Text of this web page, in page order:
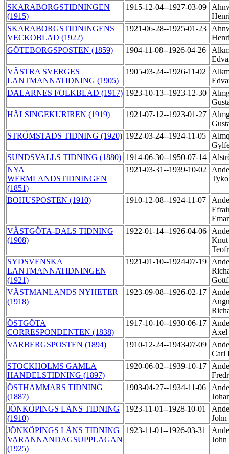
SKARABORGSTIDNINGEN
(1915)
1915-12-04--1927-03-09
SKARABORGSTIDNINGENS
VECKOBLAD (1922)
1921-06-28--1925-01-23
GÖTEBORGSPOSTEN (1859)
1904-11-08--1926-04-26
VÄSTRA SVERGES
LANTMANNATIDNING (1905)
1905-03-24--1926-11-02
DALARNES FOLKBLAD (1917) 1923-10-13--1923-12-30
HÄLSINGEKURIREN (1919)
1921-07-12--1923-01-27
STRÖMSTADS TIDNING (1920) 1922-03-24--1924-11-05
SUNDSVALLS TIDNING (1880) 1914-06-30--1950-07-14
NYA
WERMLANDSTIDNINGEN
(1851)
1921-03-31--1939-10-02
BOHUSPOSTEN (1910) 1910-12-08--1924-11-07
VÄSTGÖTA-DALS TIDNING
(1908)
1922-01-14--1926-04-06
SYDSVENSKA
LANTMANNATIDNINGEN
(1921)
1921-01-10--1924-07-19
VÄSTMANLANDS NYHETER
(1918)
1923-09-08--1926-02-17
ÖSTGÖTA
CORRESPONDENTEN (1838)
1917-10-10--1930-06-17
VARBERGSPOSTEN (1894)
1910-12-24--1943-07-09
Carl
STOCKHOLMS GAMLA
HANDELSTIDNING (1897)
1920-06-02--1939-10-17
ÖSTHAMMARS TIDNING
(1887)
1903-04-27--1934-11-06
JÖNKÖPINGS LÄNS TIDNING
(1910)
1923-11-01--1928-10-01
JÖNKÖPINGS LÄNS TIDNING
VARANNANDAGSUPPLAGAN
(1925)
1923-11-01--1926-03-31